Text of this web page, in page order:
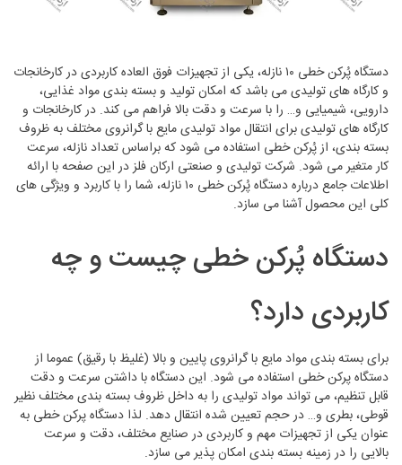
دستگاه پُرکن خطی ۱۰ نازله، یکی از تجهیزات فوق العاده کاربردی در کارخانجات
و کارگاه های تولیدی می باشد که امکان تولید و بسته بندی مواد غذایی،
دارویی، شیمیایی و… را با سرعت و دقت بالا فراهم می کند. در کارخانجات و
کارگاه های تولیدی برای انتقال مواد تولیدی مایع با گرانروی مختلف به ظروف
بسته بندی، از پُرکن خطی استفاده می شود که براساس تعداد نازله، سرعت
کار متغیر می شود. شرکت تولیدی و صنعتی ارکان فلز در این صفحه با ارائه
اطلاعات جامع درباره دستگاه پُرکن خطی ۱۰ نازله، شما را با کاربرد و ویژگی های
کلی این محصول آشنا می سازد.
دستگاه پُرکن خطی چیست و چه
کاربردی دارد؟
برای بسته بندی مواد مایع با گرانروی پایین و بالا (غلیظ با رقیق) عموما از
دستگاه پرکن خطی استفاده می شود. این دستگاه با داشتن سرعت و دقت
قابل تنظیم، می تواند مواد تولیدی را به داخل ظروف بسته بندی مختلف نظیر
قوطی، بطری و… در حجم تعیین شده انتقال دهد. لذا دستگاه پرکن خطی به
عنوان یکی از تجهیزات مهم و کاربردی در صنایع مختلف، دقت و سرعت
بالایی را در زمینه بسته بندی امکان پذیر می سازد.